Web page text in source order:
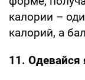
калории –
калорий, а
11. Одевайся